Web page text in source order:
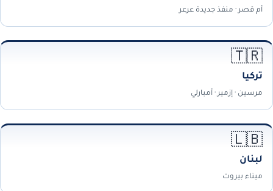
أم قصر · منفذ جديدة عرعر
🇹🇷
تركيا
مرسين · إزمير · أمبارلي
🇱🇧
لبنان
ميناء بيروت